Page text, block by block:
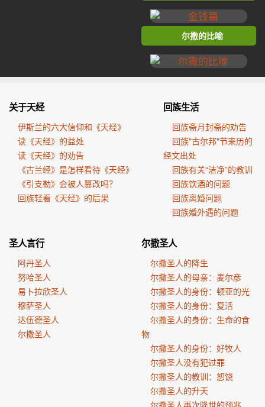
尔撒的比喻
关于天经
伊斯兰的六大信仰和《天经》
读《天经》的益处
读《天经》的劝告
《古兰经》是怎样看待《天经》
《引支勒》会被人篡改吗？
回族轻看《天经》的后果
回族生活
回族斋月封斋的劝告
回族"古尔邦"节来历的
经文出处
回族有关“洁净”的教训
回族饮酒的问题
回族离婚问题
回族婚外遇的问题
圣人言行
阿丹圣人
努哈圣人
易卜拉欣圣人
穆萨圣人
达伍德圣人
尔撒圣人
尔撒圣人
尔撒圣人的降生
尔撒圣人的母亲：麦尔彦
尔撒圣人的身份：顿亚的光
尔撒圣人的身份：复活
尔撒圣人的身份：生命的食
物
尔撒圣人的身份：好牧人
尔撒圣人没有犯过罪
尔撒圣人的教训：恕饶
尔撒圣人的升天